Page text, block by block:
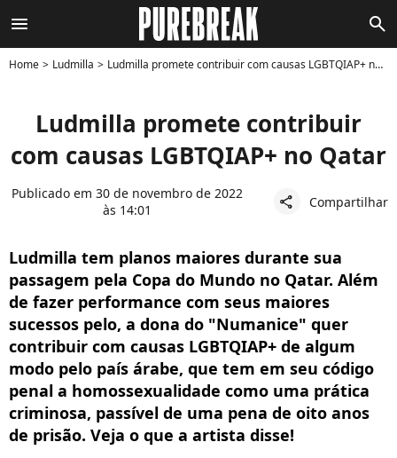
menu search
Home Ludmilla Ludmilla promete contribuir com causas LGBTQIAP+ no Qatar
Ludmilla promete contribuir
com causas LGBTQIAP+ no Qatar
Publicado em 30 de novembro de 2022
às 14:01
share Compartilhar
Ludmilla tem planos maiores durante sua
passagem pela Copa do Mundo no Qatar. Além
de fazer performance com seus maiores
sucessos pelo, a dona do "Numanice" quer
contribuir com causas LGBTQIAP+ de algum
modo pelo país árabe, que tem em seu código
penal a homossexualidade como uma prática
criminosa, passível de uma pena de oito anos
de prisão. Veja o que a artista disse!